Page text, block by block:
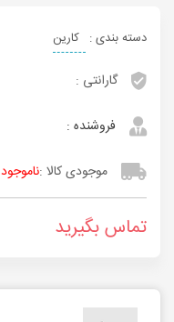
دسته بندی : کارین
گارانتی :
فروشنده :
موجودی کالا :ناموجود
تماس بگیرید